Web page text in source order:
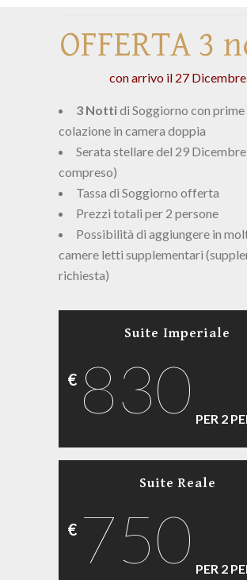
Il tuo n. di telefono
Oggetto (richiesto)
Il tuo messaggio (richiesto)
Acconsento al trattamento dati ai sensi e
articoli 7, 13 e 23 del D.Lgs. n.196/
Scrivi il risultato di 2+2=?
OFFERTA 3
con arrivo il 27 Dicembre
3 Nottidi Soggiorno con prime
colazione in camera doppia
Serata stellare del 29
compreso)
Tassa di Soggiorno offerta
Prezzi totali per 2 persone
Possibilità di aggiungere in
camere letti supplementari
richiesta)
Suite Imperiale
€ 830 PER 2
Suite Reale
€ 750 PER 2